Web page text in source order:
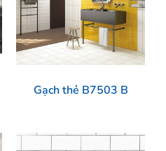
Gạch thẻ B7503 B